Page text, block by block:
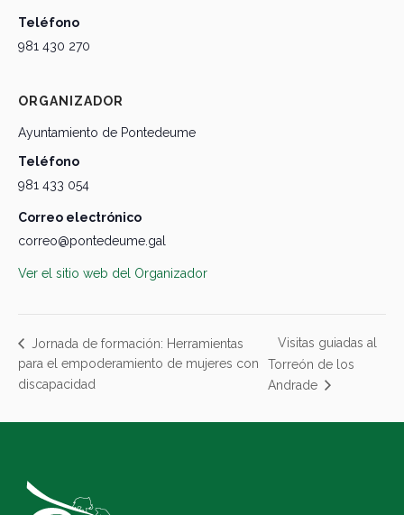
Teléfono
981 430 270
ORGANIZADOR
Ayuntamiento de Pontedeume
Teléfono
981 433 054
Correo electrónico
correo@pontedeume.gal
Ver el sitio web del Organizador
Jornada de formación: Herramientas
para el empoderamiento de mujeres con
discapacidad
Visitas guiadas al
Torreón de los
Andrade